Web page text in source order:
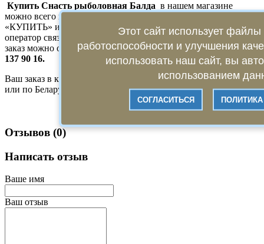
Купить Снасть рыболовная Балда в нашем магазине
можно всего в несколько кликов. Для этого нажмите кнопку
«КУПИТЬ» и оставьте свои контактные данные, чтобы
оператор связался с Вами для утверждения заказа. Кроме того,
заказ можно оформить, позвонив нам по телефону +375 29
137 90 16.
Ваш заказ в кратчайшие сроки будет доставлен по Минску
или по Беларуси!
Отзывов (0)
Написать отзыв
Ваше имя
Ваш отзыв
Этот сайт использует
работоспособности и улучшения
использовать наш сайт, вы
использованием
СОГЛАСИТЬСЯ